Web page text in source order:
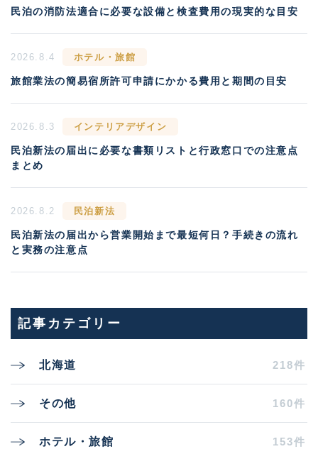
民泊の消防法適合に必要な設備と検査費用の現実的な目安
2026.8.4 ホテル・旅館
旅館業法の簡易宿所許可申請にかかる費用と期間の目安
2026.8.3 インテリアデザイン
民泊新法の届出に必要な書類リストと行政窓口での注意点
まとめ
2026.8.2 民泊新法
民泊新法の届出から営業開始まで最短何日？手続きの流れ
と実務の注意点
記事カテゴリー
北海道 218件
その他 160件
ホテル・旅館 153件